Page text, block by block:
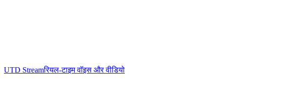
UTD Streamरियल-टाइम वॉइस और वीडियो